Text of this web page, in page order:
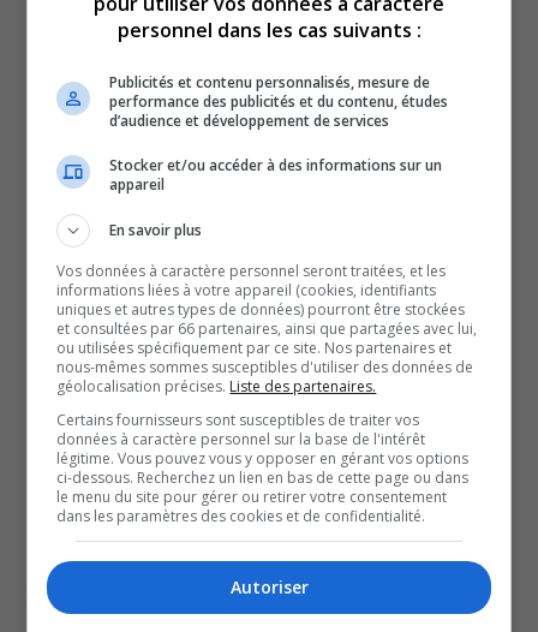
de faciliter l’apprentissage et la socialisation des jeunes.
docteur Boileau, puisque la situation évolue bien.
Par contre, cette mesure ne fait pas consensus dans le
milieu scientifique.
« Pour l’instant, avec les mesures que nous avons, même
si on est encore en hiver, il n’y a pas d’indications à court
terme d’un danger potentiel, qu’il y ait un retour en arrière.
Je vois ça très positif, les nouvelles d’aujourd’hui ».
-Marc Hamilton, microbiologiste et président de Eurofins-EnvironeX
« Ça ne semble pas être basé sur des données
scientifiques. C’est quoi notre dernière ligne de
protection? Le masque! Et on vient de l’enlever, donc
qu’est-ce qu’on permet vraiment, c’est que le virus se
propage et on va croiser les doigts que ça ne va pas être
quelque chose de trop grave ».
-Dr Donald Vinh, microbiologiste-infectiologue, Centre universitaire de santé
McGill
personnel dans les cas suivants :
Publicités et contenu personnalisés, mesure de
performance des publicités et du contenu, études
d’audience et développement de services
Stocker et/ou accéder à des informations sur un
appareil
En savoir plus
Vos données à caractère personnel seront traitées, et les
informations liées à votre appareil (cookies, identifiants
uniques et autres types de données) pourront être stockées
et consultées par 66 partenaires, ainsi que partagées avec lui,
ou utilisées spécifiquement par ce site. Nos partenaires et
nous-mêmes sommes susceptibles d'utiliser des données de
géolocalisation précises. Liste des partenaires.
Certains fournisseurs sont susceptibles de traiter vos
données à caractère personnel sur la base de l'intérêt
légitime. Vous pouvez vous y opposer en gérant vos options
ci-dessous. Recherchez un lien en bas de cette page ou dans
le menu du site pour gérer ou retirer votre consentement
dans les paramètres des cookies et de confidentialité.
Autoriser